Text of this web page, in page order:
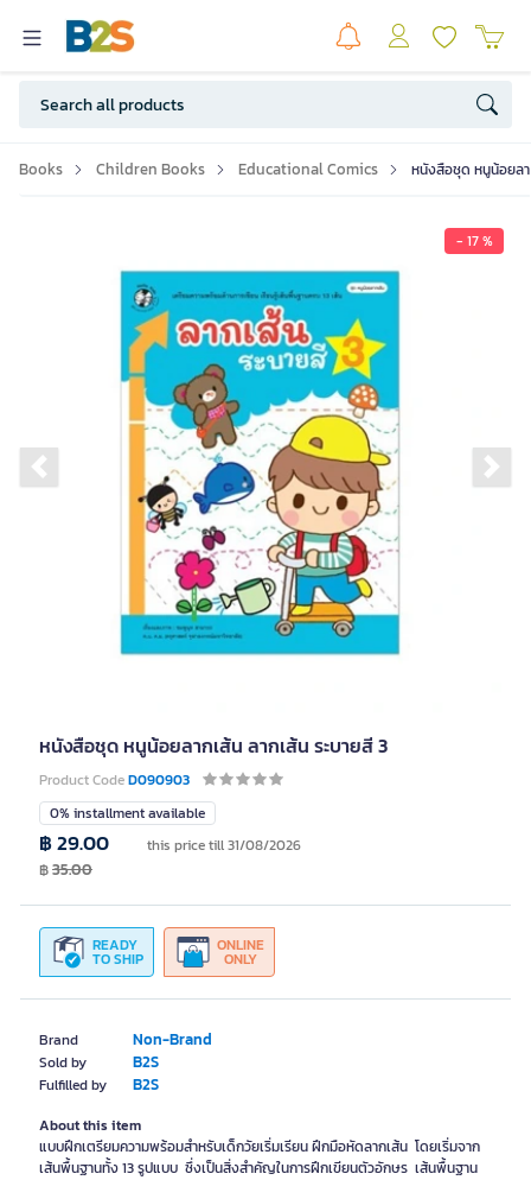
Books Children Books Educational Comics หนังสือชุด หนูน้อยลา
- 17 %
Previous slide
หนังสือชุด หนูน้อยลากเส้น ลากเส้น ระบายสี 3
Product CodeD090903
Brand Non-Brand
Sold by B2S
Fulfilled by B2S
0% installment available
READY
TO SHIP
ONLINE
ONLY
฿ 29.00 this price till 31/08/2026
฿35.00
About this item
แบบฝึกเตรียมความพร้อมสำหรับเด็กวัยเริ่มเรียน ฝึกมือหัดลากเส้น โดยเริ่มจาก
เส้นพื้นฐานทั้ง 13 รูปแบบ ซึ่งเป็นสิ่งสำคัญในการฝึกเขียนตัวอักษร เส้นพื้นฐาน